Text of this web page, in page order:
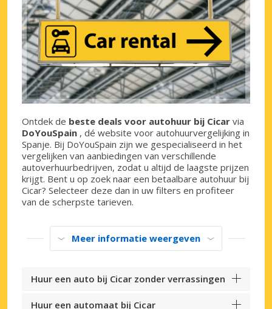
Ontdek de beste deals voor autohuur bij Cicar via
DoYouSpain , dé website voor autohuurvergelijking in
Spanje. Bij DoYouSpain zijn we gespecialiseerd in het
vergelijken van aanbiedingen van verschillende
autoverhuurbedrijven, zodat u altijd de laagste prijzen
krijgt. Bent u op zoek naar een betaalbare autohuur bij
Cicar? Selecteer deze dan in uw filters en profiteer
van de scherpste tarieven.
Meer informatie weergeven
Huur een auto bij Cicar zonder verrassingen
Huur een automaat bij Cicar